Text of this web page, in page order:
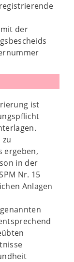
der
ist
ergeben,
in der
Nr. 15
Anlagen